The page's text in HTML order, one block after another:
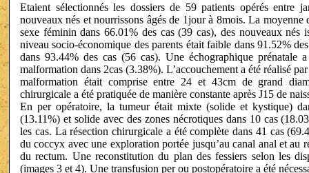
Etaient sélectionnés les dossiers de 59 patients opérés entre
nouveaux nés et nourrissons âgés de 1jour à 8mois. La moyenne
sexe féminin dans 66.01% des cas (39 cas), des nouveaux
niveau socio-économique des parents était faible dans 91.52%
dans 93.44% des cas (56 cas). Une échographique
malformation dans 2cas (3.38%). L’accouchement a été réalisé
malformation était comprise entre 24 et 43cm de grand
chirurgicale a été pratiquée de manière constante après J15 de
En per opératoire, la tumeur était mixte (solide et kystique)
(13.11%) et solide avec des zones nécrotiques dans 10 cas
les cas. La résection chirurgicale a été complète dans 41 cas
du coccyx avec une exploration portée jusqu’au canal anal et au
du rectum. Une reconstitution du plan des fessiers selon les
(images 3 et 4). Une transfusion per ou postopératoire a été